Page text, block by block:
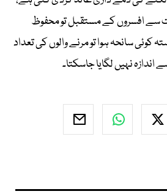
سے افسروں کے مستقبل تو محفوظ
کوئی سانحہ ہوا تو مرنے والوں کی تعداد
نہیں لگایا جاسکتا۔